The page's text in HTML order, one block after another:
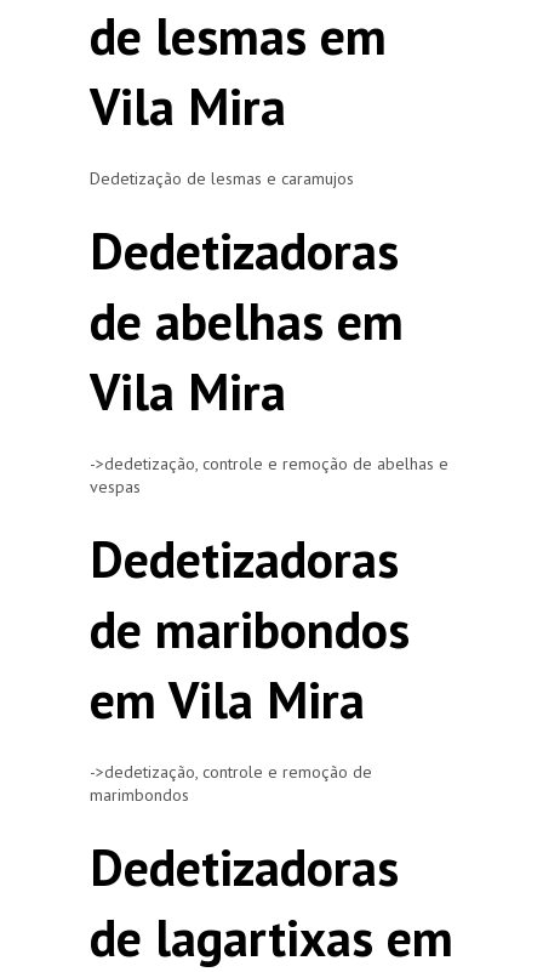
de lesmas em
Vila Mira
Dedetização de lesmas e caramujos
Dedetizadoras
de abelhas em
Vila Mira
->dedetização, controle e remoção de abelhas e
vespas
Dedetizadoras
de maribondos
em Vila Mira
->dedetização, controle e remoção de
marimbondos
Dedetizadoras
de lagartixas em